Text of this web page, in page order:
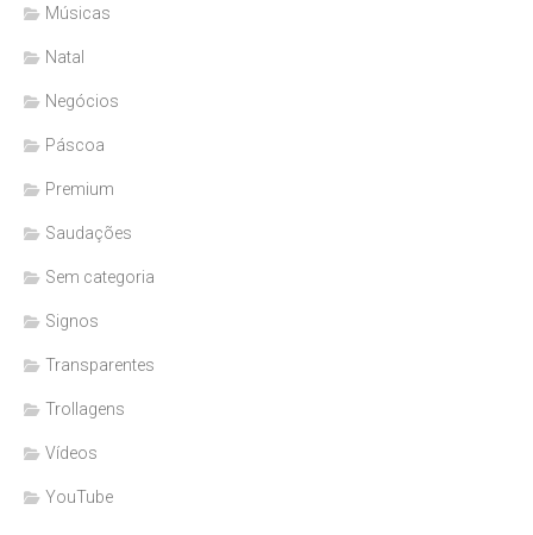
Músicas
Natal
Negócios
Páscoa
Premium
Saudações
Sem categoria
Signos
Transparentes
Trollagens
Vídeos
YouTube